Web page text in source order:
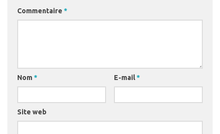
Commentaire *
Nom * E-mail*
Site web